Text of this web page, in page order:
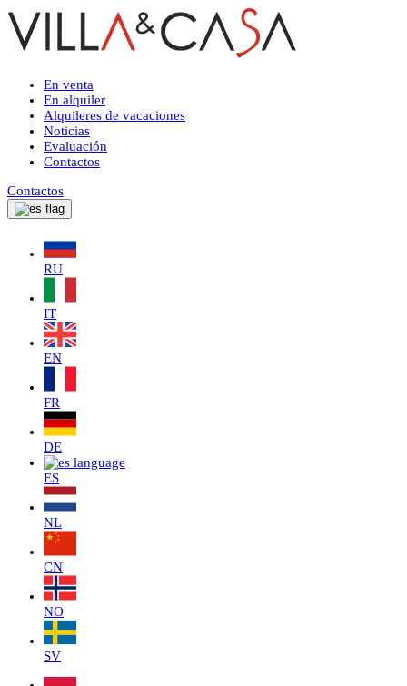
En venta
En alquiler
Alquileres de vacaciones
Noticias
Evaluación
Contactos
Contactos
RU
IT
EN
FR
DE
ES
NL
CN
NO
SV